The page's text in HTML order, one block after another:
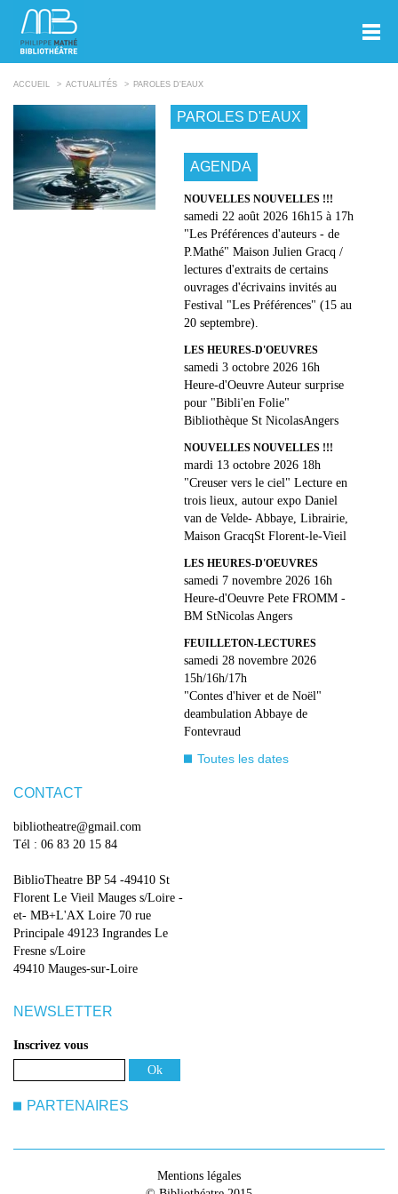
ACCUEIL ACTUALITÉS PAROLES D'EAUX
PAROLES D'EAUX
AGENDA
NOUVELLES NOUVELLES !!!
samedi 22 août 2026 16h15 à 17h
"Les Préférences d'auteurs - de
P.Mathé" Maison Julien Gracq /
lectures d'extraits de certains
ouvrages d'écrivains invités au
Festival "Les Préférences" (15 au
20 septembre).
LES HEURES-D'OEUVRES
samedi 3 octobre 2026 16h
Heure-d'Oeuvre Auteur surprise
pour "Bibli'en Folie"
Bibliothèque St NicolasAngers
NOUVELLES NOUVELLES !!!
mardi 13 octobre 2026 18h
"Creuser vers le ciel" Lecture en
trois lieux, autour expo Daniel
van de Velde- Abbaye, Librairie,
Maison GracqSt Florent-le-Vieil
LES HEURES-D'OEUVRES
samedi 7 novembre 2026 16h
Heure-d'Oeuvre Pete FROMM -
BM StNicolas Angers
FEUILLETON-LECTURES
samedi 28 novembre 2026
15h/16h/17h
"Contes d'hiver et de Noël"
deambulation Abbaye de
Fontevraud
Toutes les dates
CONTACT
bibliotheatre@gmail.com
Tél : 06 83 20 15 84
BiblioTheatre BP 54 -49410 St
Florent Le Vieil Mauges s/Loire -
et- MB+L'AX Loire 70 rue
Principale 49123 Ingrandes Le
Fresne s/Loire
49410 Mauges-sur-Loire
NEWSLETTER
Inscrivez vous
PARTENAIRES
Mentions légales